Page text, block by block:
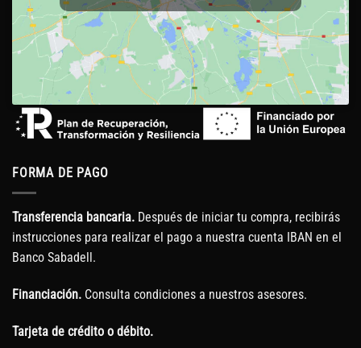
FORMA DE PAGO
Transferencia bancaria. Después de iniciar tu compra, recibirás
instrucciones para realizar el pago a nuestra cuenta IBAN en el
Banco Sabadell.
Financiación. Consulta condiciones a nuestros asesores.
Tarjeta de crédito o débito.